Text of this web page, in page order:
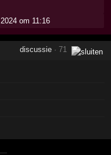
om 11:16
discussie · 71